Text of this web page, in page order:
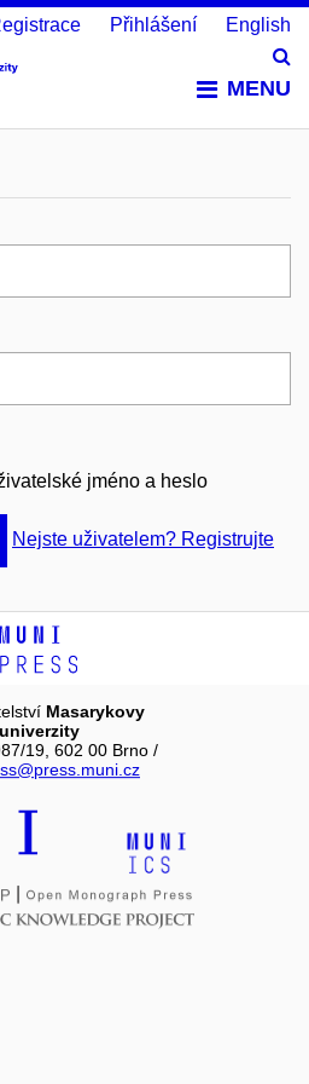
MENU
Přihlášení English
jméno a heslo
Nejste uživatelem? Registrujte
Masarykovy
univerzity
19, 602 00 Brno /